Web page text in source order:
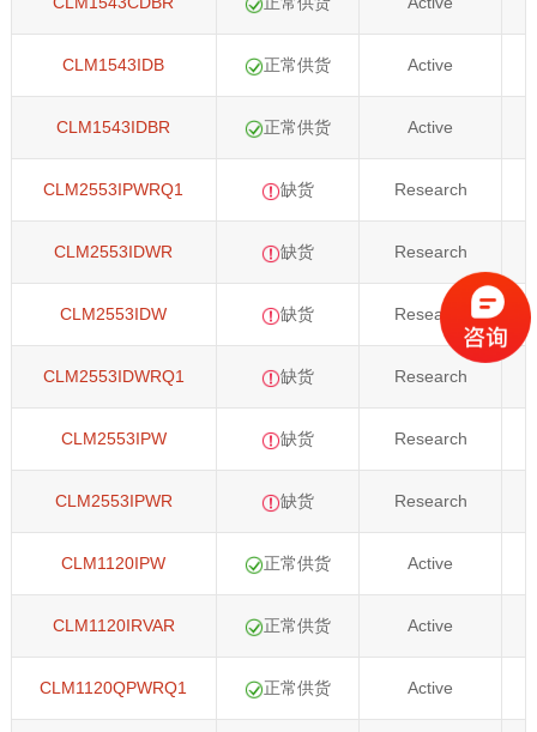
CLM1543IDB
CLM1543IDBR
CLM2553IPWRQ1
CLM2553IDWR
CLM2553IDW
CLM2553IDWRQ1
CLM2553IPW
CLM2553IPWR
CLM1120IPW
CLM1120IRVAR
CLM1120QPWRQ1
正常供货
正常供货
缺货
缺货
缺货
缺货
缺货
缺货
正常供货
正常供货
正常供货
Active
Active
Research
Research
Research
Research
Research
Research
Active
Active
Active